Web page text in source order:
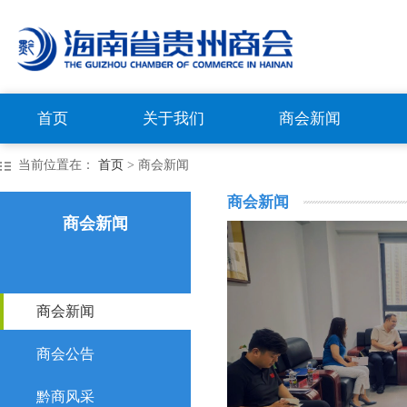
首页 关于我们 商会新闻
当前位置在： 首页 > 商会新闻
商会新闻
商会新闻
商会公告
黔商风采
商会新闻